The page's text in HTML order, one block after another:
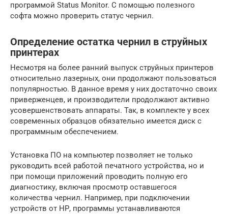
программой Status Monitor. С помощью полезного
софта можно проверить статус чернил.
Определение остатка чернил в струйных
принтерах
Несмотря на более ранний выпуск струйных принтеров
относительно лазерных, они продолжают пользоваться
популярностью. В данное время у них достаточно своих
приверженцев, и производители продолжают активно
усовершенствовать аппараты. Так, в комплекте у всех
современных образцов обязательно имеется диск с
программным обеспечением.
Установка ПО на компьютер позволяет не только
руководить всей работой печатного устройства, но и
при помощи приложений проводить полную его
диагностику, включая просмотр оставшегося
количества чернил. Например, при подключении
устройств от НР, программы устанавливаются